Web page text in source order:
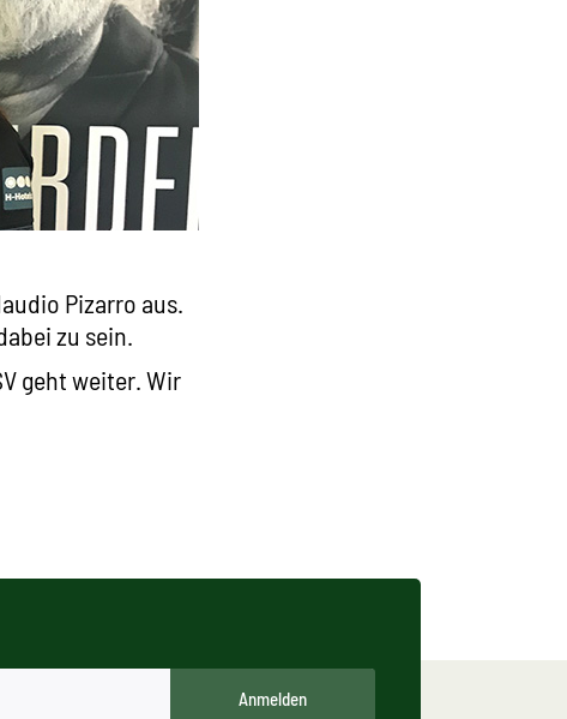
Pizarro aus.
zu sein.
geht weiter. Wir
Anmelden